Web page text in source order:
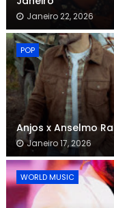
Janeiro 22, 2026
POP
Anjos x Anselmo
Janeiro 17, 2026
WORLD MUSIC